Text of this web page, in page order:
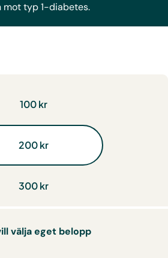
mot typ 1-diabetes.
100 kr
200 kr
300 kr
välja eget belopp